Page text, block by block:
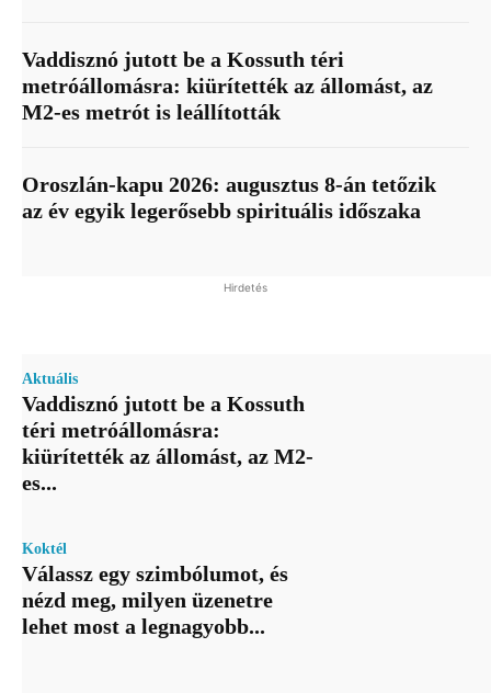
Vaddisznó jutott be a Kossuth téri
metróállomásra: kiürítették az állomást, az
M2-es metrót is leállították
Oroszlán-kapu 2026: augusztus 8-án tetőzik
az év egyik legerősebb spirituális időszaka
Hirdetés
Aktuális
Vaddisznó jutott be a Kossuth
téri metróállomásra:
kiürítették az állomást, az M2-
es...
Koktél
Válassz egy szimbólumot, és
nézd meg, milyen üzenetre
lehet most a legnagyobb...